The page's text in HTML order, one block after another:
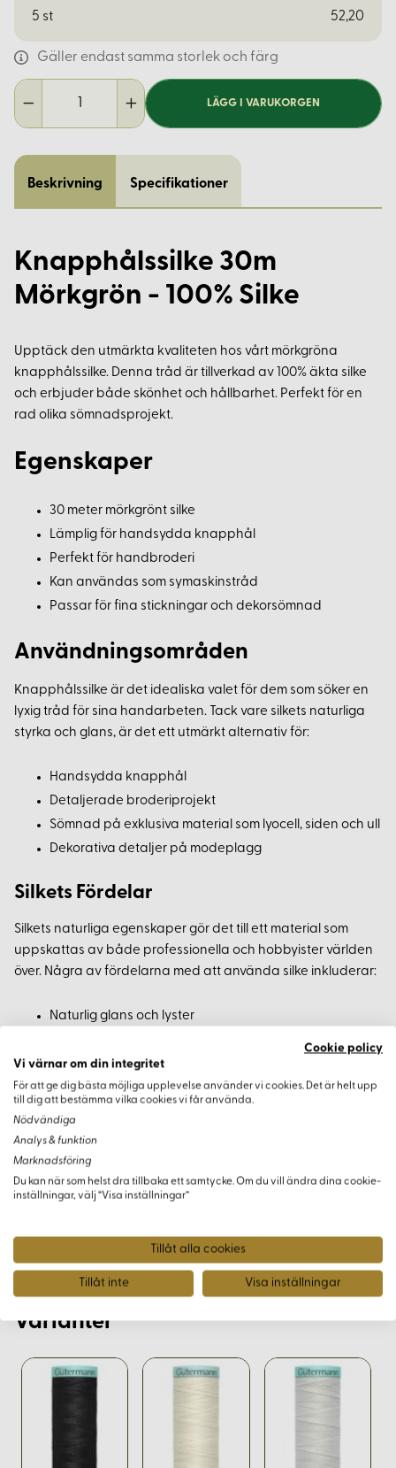
5 st 52,20
Gäller endast samma storlek och färg
LÄGG I VARUKORGEN
Beskrivning Specifikationer
Knapphålssilke 30m
Mörkgrön - 100% Silke
Upptäck den utmärkta kvaliteten hos vårt mörkgröna
knapphålssilke. Denna tråd är tillverkad av 100% äkta silke
och erbjuder både skönhet och hållbarhet. Perfekt för en
rad olika sömnadsprojekt.
Egenskaper
30 meter mörkgrönt silke
Lämplig för handsydda knapphål
Perfekt för handbroderi
Kan användas som symaskinstråd
Passar för fina stickningar och dekorsömnad
Användningsområden
Knapphålssilke är det idealiska valet för dem som söker en
lyxig tråd för sina handarbeten. Tack vare silkets naturliga
styrka och glans, är det ett utmärkt alternativ för:
Handsydda knapphål
Detaljerade broderiprojekt
Sömnad på exklusiva material som lyocell, siden och ull
Dekorativa detaljer på modeplagg
Silkets Fördelar
Silkets naturliga egenskaper gör det till ett material som
uppskattas av både professionella och hobbyister världen
över. Några av fördelarna med att använda silke inkluderar:
Naturlig glans och lyster
Allergivänligt och miljövänligt
Biologiskt nedbrytbart
Köp ditt Knapphålssilke Idag
Vare sig du syr handgjorda klädesplagg eller dekorerar
textilier, är vårt knapphålssilke ett måste för ditt nästa
Varianter
Cookie policy
Vi värnar om din integritet
För att ge dig bästa möjliga upplevelse använder vi cookies. Det är helt upp
till dig att bestämma vilka cookies vi får använda.
Nödvändiga
Analys & funktion
Marknadsföring
Du kan när som helst dra tillbaka ett samtycke. Om du vill ändra dina cookie-
inställningar, välj “Visa inställningar”
Tillåt alla cookies
Tillåt inte Visa inställningar